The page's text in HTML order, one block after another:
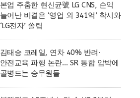
본업 주춤한 현신균號 LG CNS, 순익
늘어난 비결은 ‘영업 외 341억’ 착시와
‘LG전자’ 쏠림
김태승 코레일, 연차 40% 반려·
안전교육 파행 논란… SR 통합 압박에
골병드는 승무원들